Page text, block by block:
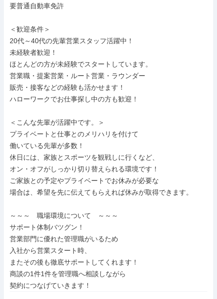
要普通自動車免許
＜歓迎条件＞
20代～40代の先輩営業スタッフ活躍中！
未経験者歓迎！
ほとんどの方が未経験でスタートしています。
営業職・提案営業・ルート営業・ラウンダー
販売・接客などの経験も活かせます！
ハローワークでお仕事探し中の方も歓迎！
＜こんな先輩が活躍中です。＞
プライベートと仕事とのメリハリを付けて
働いている先輩が多数！
休日には、家族とスポーツを観戦しに行くなど、
オン・オフがしっかり切り替えられる環境です！
ご家族との予定やプライベートでお休みが必要な
場合は、希望を先に伝えてもらえれば休みが取得できます。
～～～　職場環境について　～～～
サポート体制バツグン！
営業部門に優れた管理職がいるため
入社から営業スタート時、
またその後も徹底サポートしてくれます！
商談の1件1件を管理職へ相談しながら
契約につなげていきます！